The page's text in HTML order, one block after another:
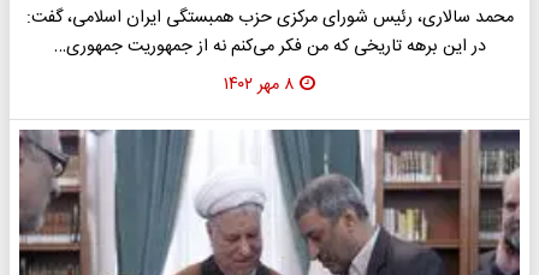
محمد سالاری، رئیس شورای مرکزی حزب همبستگی ایران اسلامی، گفت:
در این برهه تاریخی که من فکر می‌کنم نه از جمهوریت جمهوری…
۸ مهر ۱۴۰۲